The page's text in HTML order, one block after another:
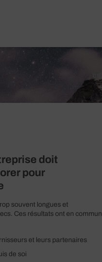
doit
pour
souvent longues et
Ces résultats ont en commun
et leurs partenaires
de soi